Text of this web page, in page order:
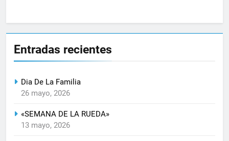
Entradas recientes
Dia De La Familia
26 mayo, 2026
«SEMANA DE LA RUEDA»
13 mayo, 2026